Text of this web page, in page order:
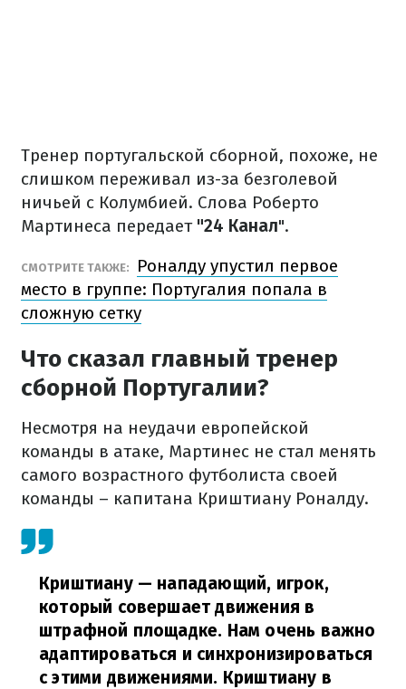
Тренер португальской сборной, похоже, не
слишком переживал из-за безголевой
ничьей с Колумбией. Слова Роберто
Мартинеса передает "24 Канал".
СМОТРИТЕ ТАКЖЕ:
Роналду упустил первое
место в группе: Португалия попала в
сложную сетку
Что сказал главный тренер
сборной Португалии?
Несмотря на неудачи европейской
команды в атаке, Мартинес не стал менять
самого возрастного футболиста своей
команды – капитана Криштиану Роналду.
Криштиану — нападающий, игрок,
который совершает движения в
штрафной площадке. Нам очень важно
адаптироваться и синхронизироваться
с этими движениями. Криштиану в